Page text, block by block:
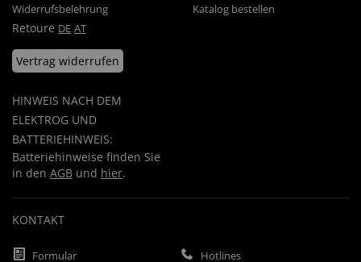
Widerrufsbelehrung
Retoure DE AT
Vertrag widerrufen
HINWEIS NACH DEM
ELEKTROG UND
BATTERIEHINWEIS:
Batteriehinweise finden Sie
in den AGB und hier.
Katalog bestellen
KONTAKT
Formular Hotlines